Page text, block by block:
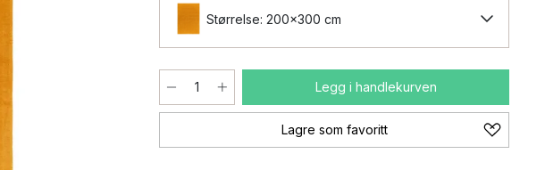
Størrelse: 200x300 cm
Legg i handlekurven
Lagre som favoritt